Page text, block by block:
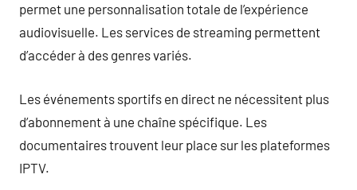
permet une personnalisation totale de l’expérience
audiovisuelle. Les services de streaming permettent
d’accéder à des genres variés.
Les événements sportifs en direct ne nécessitent plus
d’abonnement à une chaîne spécifique. Les
documentaires trouvent leur place sur les plateformes
IPTV.